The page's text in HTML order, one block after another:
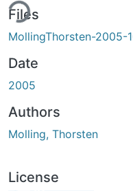
Files
MollingThorsten-2005-
Date
2005
Authors
Molling, Thorsten
License